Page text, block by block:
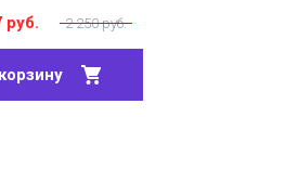
руб.
2 250 руб.